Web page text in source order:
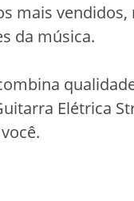
mais
da música.
Elétrica